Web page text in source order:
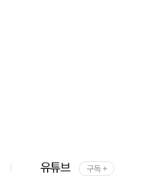
유튜브 구독 +